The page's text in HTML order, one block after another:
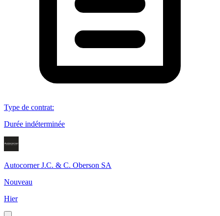
Type de contrat:
Durée indéterminée
Autocorner J.C. & C. Oberson SA
Nouveau
Hier